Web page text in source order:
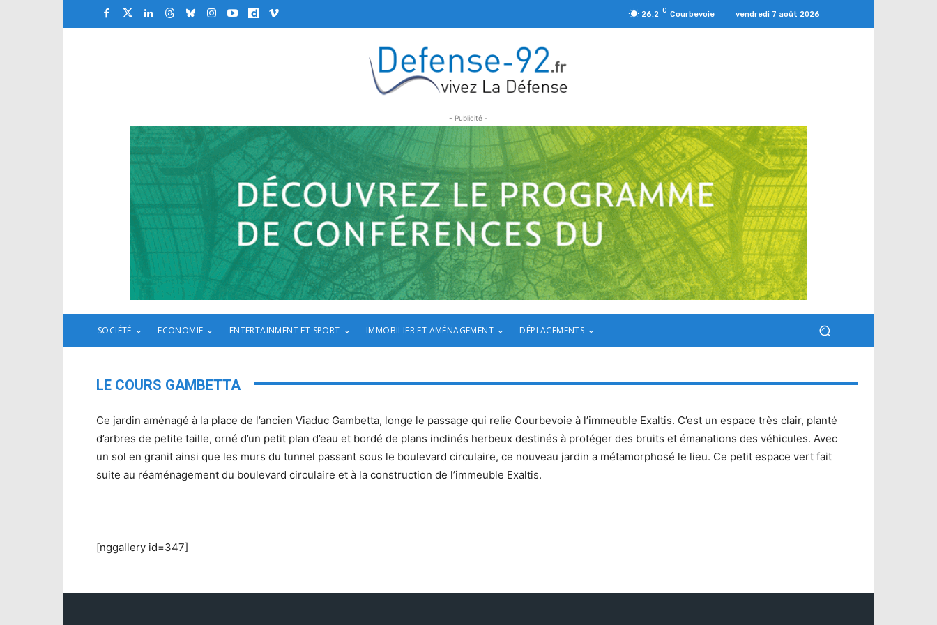
26.2 C Courbevoie vendredi 7 août 2026
- Publicité -
SOCIÉTÉ ECONOMIE ENTERTAINMENT ET SPORT IMMOBILIER ET AMÉNAGEMENT DÉPLACEMENTS
LE COURS GAMBETTA
Ce jardin aménagé à la place de l’ancien Viaduc Gambetta, longe le passage qui relie Courbevoie à l’immeuble Exaltis. C’est un espace très clair, planté
d’arbres de petite taille, orné d’un petit plan d’eau et bordé de plans inclinés herbeux destinés à protéger des bruits et émanations des véhicules. Avec
un sol en granit ainsi que les murs du tunnel passant sous le boulevard circulaire, ce nouveau jardin a métamorphosé le lieu. Ce petit espace vert fait
suite au réaménagement du boulevard circulaire et à la construction de l’immeuble Exaltis.
[nggallery id=347]